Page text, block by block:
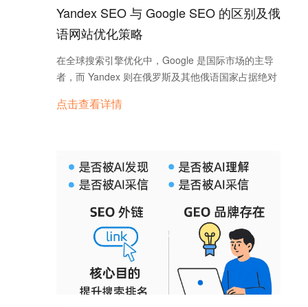
撒网这样找到适合企业发展外贸的有效途径。 询盘云
是一款由拥有十多年外贸出海营销经验产品经理和强
大的技术团队合力策划研发的，集聊天工具、CRM系
统、数据分析、海外营销平台为一体的一站式外贸营
销方案，旨在提高企业外贸营销效率，提升企业获客
系统实现自动更新，企业不需要投入太多的人力物力
更高；二是当小组里有人提出与你的专业相关的问题
时，你可以给出较为权威的回答，提升你在圈子里的
担心没有人愿意关注你的主页。 4. 借竞争对手之力
如果你能够在社交媒体上找到竞争对手的公共主页，
或是通过某种方式知晓某些同行的个人账号，那么你
加入了哪些小组，然后参照上一条策略进行新客户的
开发。 这是一种借力获客的方式，能为你省去不少寻
会采取同样的策略，那么随后就是内容和运营的较量
了。 5. 关注互动处 社交媒体有一个特点：一个人
的社交行为基本就是他实际需求和真实喜恶的反映。
这也是营销中可以利用的一点。体现到客户开发策略
上就是，你可以在主页的互动处添加好友。 具体操作
方式为：首先利用搜索框找到一些业务相关的公共主
Yandex SEO 与 Google SEO 的区别及俄
语网站优化策略
在全球搜索引擎优化中，Google 是国际市场的主导
者，而 Yandex 则在俄罗斯及其他俄语国家占据绝对
体验，但在算法规则、内容优化标准及本地化要求方
的要求。本文将深入剖析 Yandex 与 Google SEO 的
差异，并提供优化俄语网站的具体策略。 一、
Google SEO 与 Yandex SEO 的核心区别 1. 搜索市
场与用户行为差异 Google：全球搜索引擎，主要覆
盖西方及英语国家市场，用户偏向精准搜索和长尾关
键词。 Yandex：俄罗斯市场的主导者，用户更习惯
模糊搜索，短关键词的使用频率更高。 2. 排名算法
侧重点 Google：更加侧重内容质量和用户体验，E-
E-A-T 原则（经验、专业性、权威性和可信度）是排
点击查看详情